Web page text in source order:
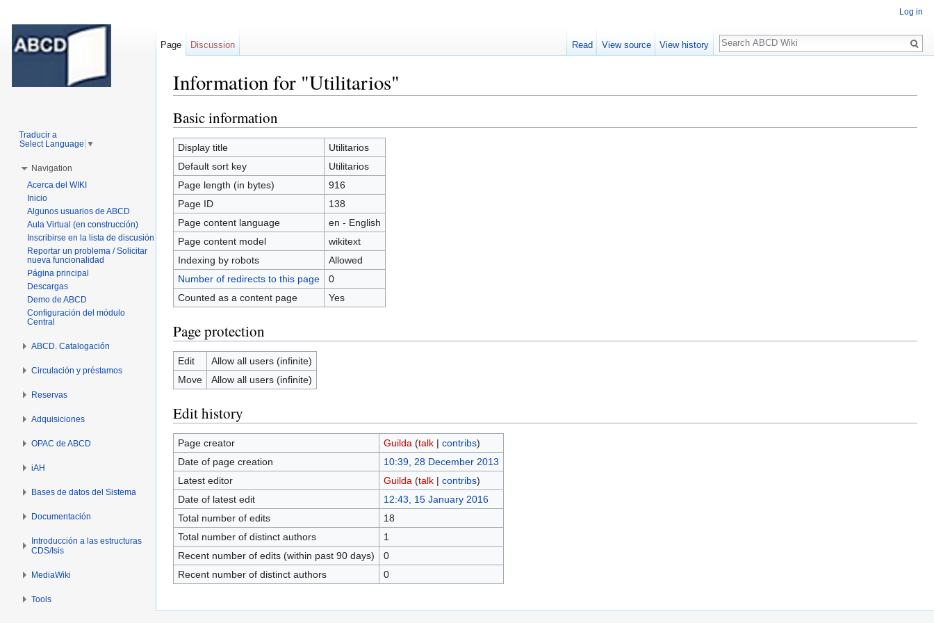
Information for "Utilitarios"
Basic information
Display title
Utilitarios
Default sort key
Utilitarios
Page length (in bytes)
916
Page ID
138
Page content language
en - English
Page content model
wikitext
Indexing by robots
Allowed
Number of redirects to this page
0
Counted as a content page
Yes
Page protection
Edit
Allow all users (infinite)
Move
Allow all users (infinite)
Edit history
Page creator Guilda (talk| contribs)
Date of page creation
10:39, 28 December 2013
Latest editor
Guilda (talk| contribs)
Date of latest edit
12:43, 15 January 2016
Total number of edits
18
Total number of distinct authors
1
Recent number of edits (within past 90 days)
0
Recent number of distinct authors
0
Log in
Page Discussion Read View source View history
Search
Traducir a
Select Language ▼
Navigation
Acerca del WIKI
Inicio
Algunos usuarios de ABCD
Aula Virtual (en construcción)
Inscribirse en la lista de discusión
Reportar un problema / Solicitar
nueva funcionalidad
Página principal
Descargas
Demo de ABCD
Configuración del módulo
Central
ABCD. Catalogación
Circulación y préstamos
Reservas
Adquisiciones
OPAC de ABCD
iAH
Bases de datos del Sistema
Documentación
Introducción a las estructuras
CDS/Isis
MediaWiki
Tools